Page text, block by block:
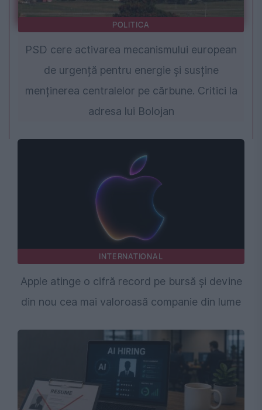
POLITICA
PSD cere activarea mecanismului european
de urgență pentru energie și susține
menținerea centralelor pe cărbune. Critici la
adresa lui Bolojan
INTERNATIONAL
Apple atinge o cifră record pe bursă și devine
din nou cea mai valoroasă companie din lume